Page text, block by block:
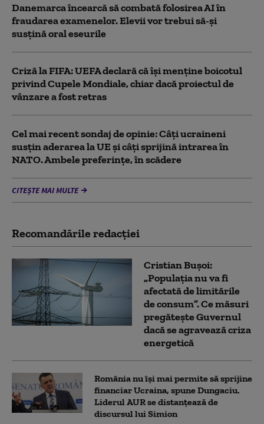
Danemarca încearcă să combată folosirea AI în
fraudarea examenelor. Elevii vor trebui să-şi
susţină oral eseurile
Criză la FIFA: UEFA declară că îşi menţine boicotul
privind Cupele Mondiale, chiar dacă proiectul de
vânzare a fost retras
Cel mai recent sondaj de opinie: Câți ucraineni
susțin aderarea la UE și câți sprijină intrarea în
NATO. Ambele preferințe, în scădere
CITEȘTE MAI MULTE
Recomandările redacţiei
Cristian Bușoi:
„Populația nu va fi
afectată de limitările
de consum”. Ce măsuri
pregătește Guvernul
dacă se agravează criza
energetică
România nu își mai permite să sprijine
financiar Ucraina, spune Dungaciu.
Liderul AUR se distanțează de
discursul lui Simion